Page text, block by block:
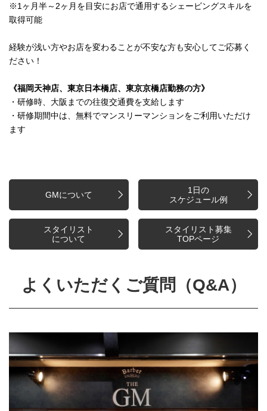
※1ヶ月半～2ヶ月を目安にお店で通用するシェービングスキルを
取得可能
経験が浅い方やお店を変わることが不安な方も安心してご応募く
ださい！
《福岡天神店、東京日本橋店、東京京橋店勤務の方》
・研修時、大阪までの往復交通費を支給します
・研修期間中は、無料でマンスリーマンションをご利用いただけ
ます
GMについて
1日の
スケジュール例
スタイリスト
について
スタイリスト募集
TOPページ
よくいただくご質問（Q&A）